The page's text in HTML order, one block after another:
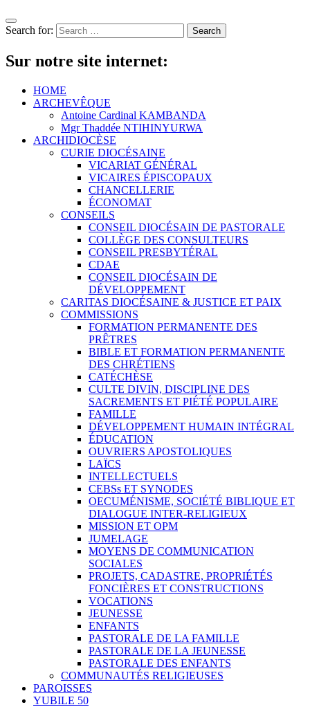
Search for:
Sur notre site internet:
HOME
ARCHEVÊQUE
Antoine Cardinal KAMBANDA
Mgr Thaddée NTIHINYURWA
ARCHIDIOCÈSE
CURIE DIOCÉSAINE
VICARIAT GÉNÉRAL
VICAIRES ÉPISCOPAUX
CHANCELLERIE
ÉCONOMAT
CONSEILS
CONSEIL DIOCÉSAIN DE PASTORALE
COLLÈGE DES CONSULTEURS
CONSEIL PRESBYTÉRAL
CDAE
CONSEIL DIOCÉSAIN DE
DÉVELOPPEMENT
CARITAS DIOCÉSAINE & JUSTICE ET PAIX
COMMISSIONS
FORMATION PERMANENTE DES
PRÊTRES
BIBLE ET FORMATION PERMANENTE
DES CHRÉTIENS
CATÉCHÈSE
CULTE DIVIN, DISCIPLINE DES
SACREMENTS ET PIÉTÉ POPULAIRE
FAMILLE
DÉVELOPPEMENT HUMAIN INTÉGRAL
ÉDUCATION
OUVRIERS APOSTOLIQUES
LAÏCS
INTELLECTUELS
CEBSs ET SYNODES
OECUMÉNISME, SOCIÉTÉ BIBLIQUE ET
DIALOGUE INTER-RELIGIEUX
MISSION ET OPM
JUMELAGE
MOYENS DE COMMUNICATION
SOCIALES
PROJETS, CADASTRE, PROPRIÉTÉS
FONCIÈRES ET CONSTRUCTIONS
VOCATIONS
JEUNESSE
ENFANTS
PASTORALE DE LA FAMILLE
PASTORALE DE LA JEUNESSE
PASTORALE DES ENFANTS
COMMUNAUTÉS RELIGIEUSES
PAROISSES
YUBILE 50